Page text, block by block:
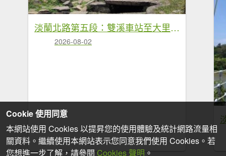
淡蘭北路第五段：雙溪車站至大里車站
2026-08-02
Cookie 使用同意
本網站使用 Cookies 以提昇您的使用體驗及統計網路流量相
關資料。繼續使用本網站表示您同意我們使用 Cookies。若
您想進一步了解，請參閱 Cookies 聲明 。